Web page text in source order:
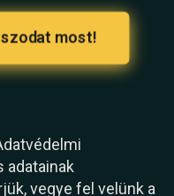
most!
adatainak
vegye fel velünk a